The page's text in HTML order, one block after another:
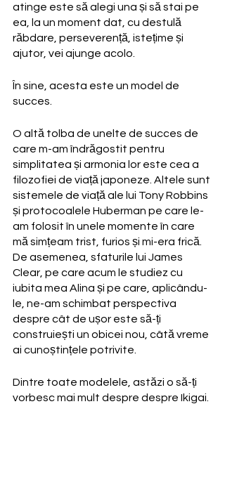
atinge este să alegi una și să stai pe
ea, la un moment dat, cu destulă
răbdare, perseverență, istețime și
ajutor, vei ajunge acolo.
În sine, acesta este un model de
succes.
O altă tolba de unelte de succes de
care m-am îndrăgostit pentru
simplitatea și armonia lor este cea a
filozofiei de viață japoneze. Altele sunt
sistemele de viață ale lui Tony Robbins
și protocoalele Huberman pe care le-
am folosit în unele momente în care
mă simțeam trist, furios și mi-era frică.
De asemenea, sfaturile lui James
Clear, pe care acum le studiez cu
iubita mea Alina și pe care, aplicându-
le, ne-am schimbat perspectiva
despre cât de ușor este să-ți
construiești un obicei nou, câtă vreme
ai cunoștințele potrivite.
Dintre toate modelele, astăzi o să-ți
vorbesc mai mult despre despre Ikigai.